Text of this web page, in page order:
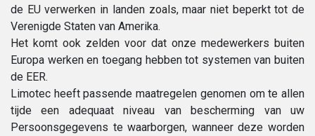
de EU verwerken in landen zoals, maar niet beperkt tot de
Verenigde Staten van Amerika.
Het komt ook zelden voor dat onze medewerkers buiten
Europa werken en toegang hebben tot systemen van buiten
de EER.
Limotec heeft passende maatregelen genomen om te allen
tijde een adequaat niveau van bescherming van uw
Persoonsgegevens te waarborgen, wanneer deze worden